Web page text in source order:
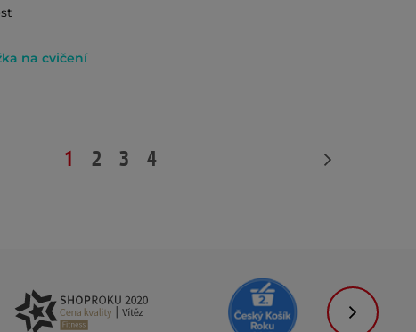
na cvičení
1 2 3 4